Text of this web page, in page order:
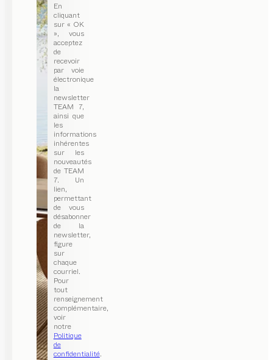
En
cliquant
sur « OK
», vous
acceptez
de
recevoir
par voie
électronique
la
newsletter
TEAM 7,
ainsi que
les
informations
inhérentes
sur les
nouveautés
de TEAM
7. Un
lien,
permettant
de vous
désabonner
de la
newsletter,
figure
sur
chaque
courriel.
Pour
tout
renseignement
complémentaire,
voir
notre
Politique
de
confidentialité.